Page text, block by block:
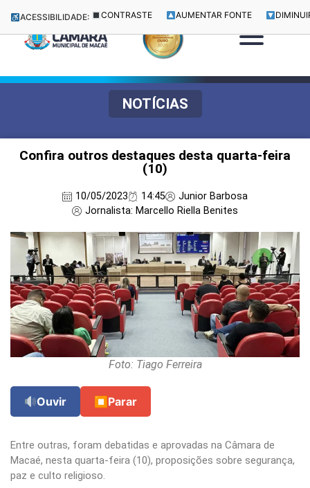
ACESSIBILIDADE: CONTRASTE AUMENTAR FONTE
NOTÍCIAS
Confira outros destaques desta quarta-feira
(10)
10/05/2023 14:45
Junior Barbosa
Jornalista: Marcello Riella Benites
Foto: Tiago Ferreira
Ouvir ⏹ Parar
Entre outras, foram debatidas e aprovadas na Câmara de
Macaé, nesta quarta-feira (10), proposições sobre segurança,
paz e culto religioso.